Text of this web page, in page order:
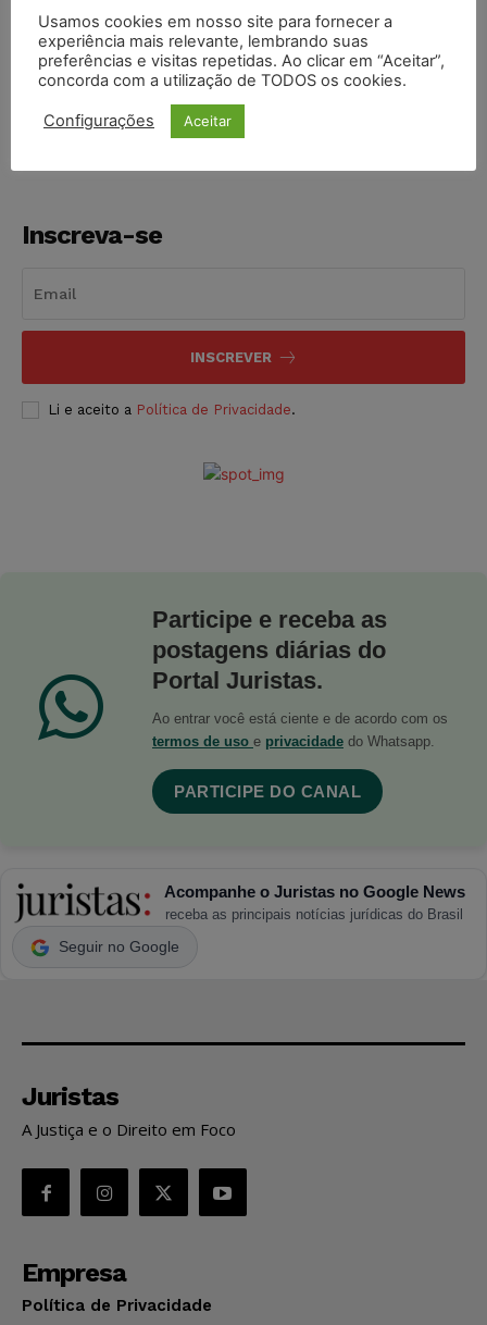
STF inicia julgamento sobre constitucionalidade da
proibição dos jogos de azar no Brasil
Inscreva-se
INSCREVER
Li e aceito a Política de Privacidade.
Participe e receba as
postagens diárias do
Portal Juristas.
Ao entrar você está ciente e de acordo com os
termos de uso e privacidade do Whatsapp.
PARTICIPE DO CANAL
Acompanhe o Juristas no Google News
receba as principais notícias jurídicas do Brasil
Seguir no Google
Juristas
A Justiça e o Direito em Foco
Empresa
Política de Privacidade
Usamos cookies em nosso site para fornecer a
experiência mais relevante, lembrando suas
preferências e visitas repetidas. Ao clicar em “Aceitar”,
concorda com a utilização de TODOS os cookies.
Configurações Aceitar